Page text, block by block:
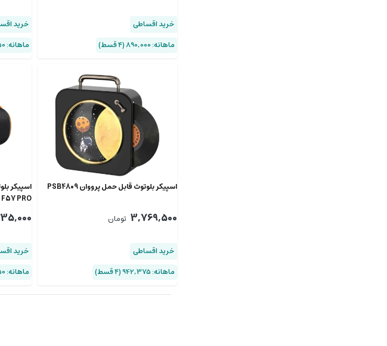
خرید اقساطی
ماهانه: 890,000 (۴ قسط)
خرید
ماهانه: 1,430,750 (۴ قسط)
اسپیکر بلوتوث قابل حمل پرووان PSB4809
3,769,500 تومان
خرید اقساطی
ماهانه: 942,375 (۴ قسط)
F57 PRO
خرید
ماهانه: 1,808,750 (۴ قسط)